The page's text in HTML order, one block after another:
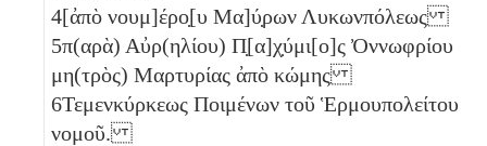
4[ἀπὸ νουμ]έρο̣[υ Μα]ύ̣ρων Λυκωνπόλεως
5π(αρὰ) Αὐρ(ηλίου) Π̣[α]χ̣ύμι[ο]ς Ὀννωφρίου
μη(τρὸς) Μαρτυρίας ἀπὸ κώμης
6Τεμενκύρκεως Ποιμένων τοῦ Ἑρμουπολείτου
νομοῦ.